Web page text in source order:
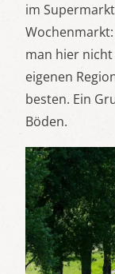
im
man hier nicht
eigenen
besten. Ein
Böden.